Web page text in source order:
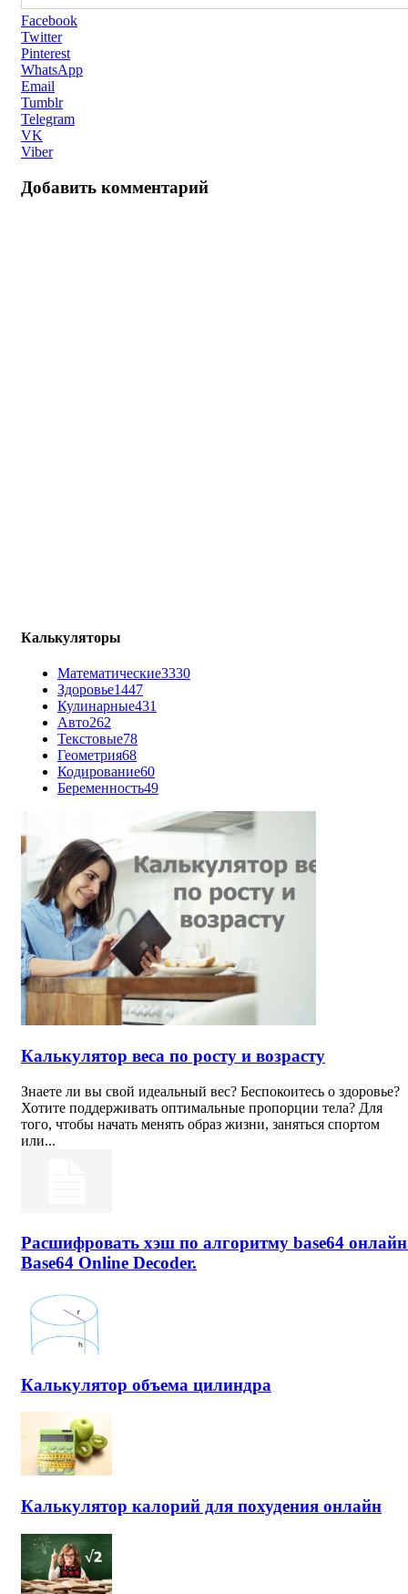
Facebook
Twitter
Pinterest
WhatsApp
Email
Tumblr
Telegram
VK
Viber
Добавить комментарий
Калькуляторы
Математические3330
Здоровье1447
Кулинарные431
Авто262
Текстовые78
Геометрия68
Кодирование60
Беременность49
Калькулятор веса по росту и возрасту
Знаете ли вы свой идеальный вес? Беспокоитесь о здоровье?
Хотите поддерживать оптимальные пропорции тела? Для
того, чтобы начать менять образ жизни, заняться спортом
или...
Расшифровать хэш по алгоритму base64
Base64 Online Decoder.
Калькулятор объема цилиндра
Калькулятор калорий для похудения онлайн